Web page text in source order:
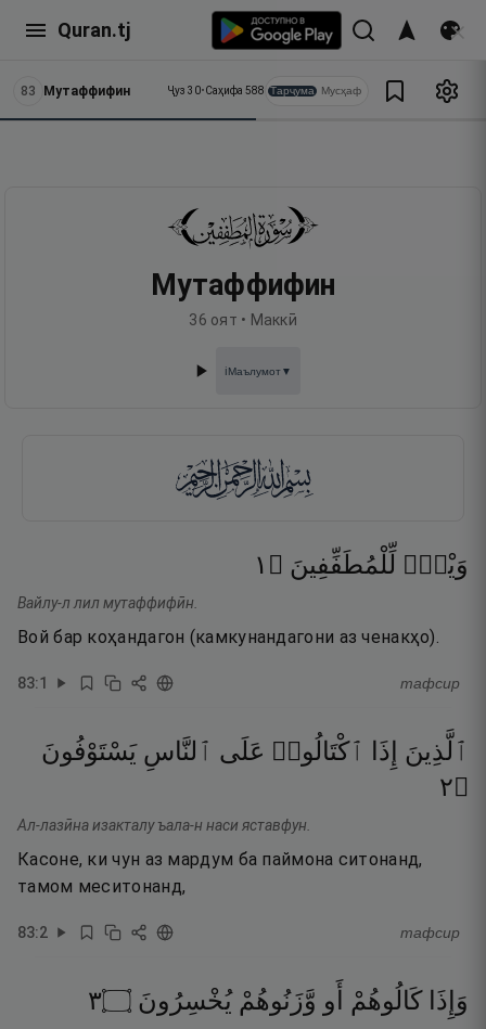
Quran.tj
83 Мутаффифин Ҷуз 30•Саҳифа 588 Тарҷума Мусҳаф
Мутаффифин
36 оят • Маккӣ
ℹ️Маълумот▼
وَيْلٌۭ لِّلْمُطَفِّفِينَ ۝ ١
Вайлу-л лил мутаффифӣн.
Вой бар коҳандагон (камкунандагони аз ченакҳо).
83:1 тафсир
ٱلَّذِينَ إِذَا ٱكْتَالُوا۟ عَلَى ٱلنَّاسِ يَسْتَوْفُونَ
۝٢
Ал-лазӣна изакталу ъала-н наси яставфун.
Касоне, ки чун аз мардум ба паймона ситонанд,
тамом меситонанд,
83:2 тафсир
وَإِذَا كَالُوهُمْ أَو وَّزَنُوهُمْ يُخْسِرُونَ ۝٣